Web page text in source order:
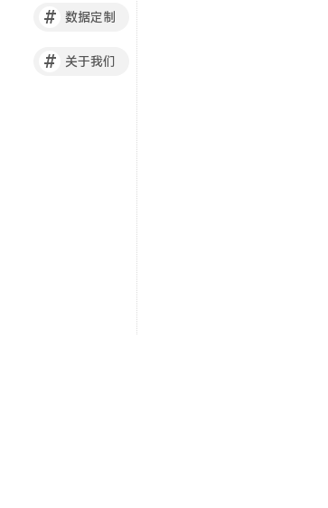
# 数据定制
# 关于我们